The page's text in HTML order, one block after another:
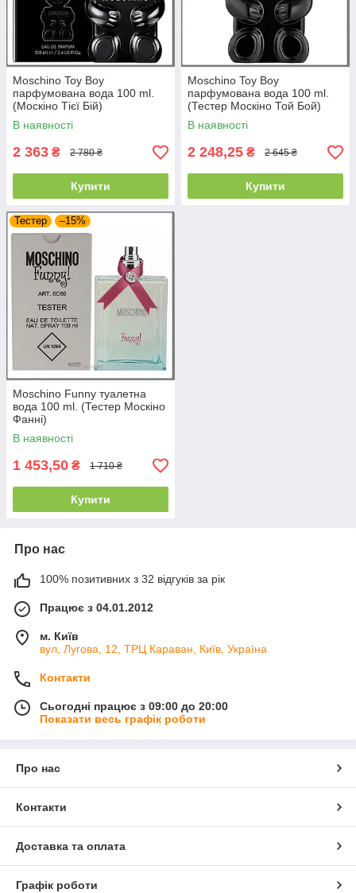
Moschino Toy Boy
парфумована вода 100 ml.
(Москіно Тієї Бій)
В наявності
2 363 ₴ 2 780 ₴
Купити
Moschino Toy Boy
парфумована вода 100 ml.
(Тестер Москіно Той Бой)
В наявності
2 248,25 ₴ 2 645 ₴
Купити
Тестер –15%
Moschino Funny туалетна
вода 100 ml. (Тестер Москіно
Фанні)
В наявності
1 453,50 ₴ 1 710 ₴
Купити
Про нас
100% позитивних з 32 відгуків за рік
Працює з 04.01.2012
м. Київ
вул, Лугова, 12, ТРЦ Караван, Київ, Україна
Контакти
Сьогодні працює з 09:00 до 20:00
Показати весь графік роботи
Про нас
Контакти
Доставка та оплата
Графік роботи